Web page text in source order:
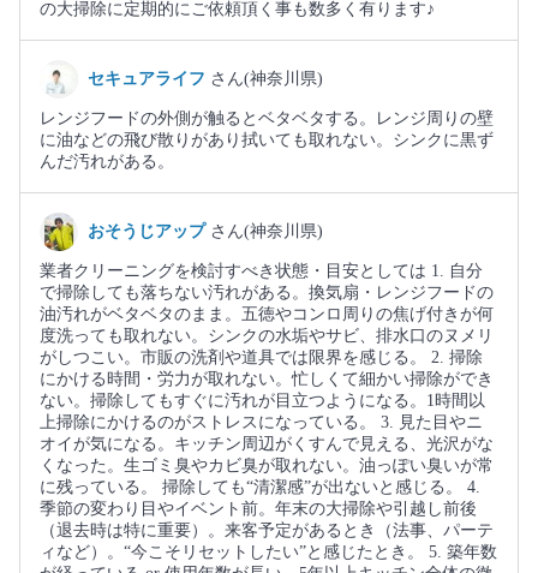
の大掃除に定期的にご依頼頂く事も数多く有ります♪
セキュアライフ さん(神奈川県)
レンジフードの外側が触るとベタベタする。レンジ周りの壁
に油などの飛び散りがあり拭いても取れない。シンクに黒ず
んだ汚れがある。
おそうじアップ さん(神奈川県)
業者クリーニングを検討すべき状態・目安としては 1. 自分
で掃除しても落ちない汚れがある。換気扇・レンジフードの
油汚れがベタベタのまま。五徳やコンロ周りの焦げ付きが何
度洗っても取れない。シンクの水垢やサビ、排水口のヌメリ
がしつこい。市販の洗剤や道具では限界を感じる。 2. 掃除
にかける時間・労力が取れない。忙しくて細かい掃除ができ
ない。掃除してもすぐに汚れが目立つようになる。1時間以
上掃除にかけるのがストレスになっている。 3. 見た目やニ
オイが気になる。キッチン周辺がくすんで見える、光沢がな
くなった。生ゴミ臭やカビ臭が取れない。油っぽい臭いが常
に残っている。 掃除しても“清潔感”が出ないと感じる。 4.
季節の変わり目やイベント前。年末の大掃除や引越し前後
（退去時は特に重要）。来客予定があるとき（法事、パーテ
ィなど）。“今こそリセットしたい”と感じたとき。 5. 築年数